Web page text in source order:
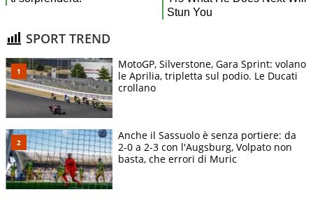
SPORT TREND
MotoGP, Silverstone, Gara Sprint: volano
le Aprilia, tripletta sul podio. Le Ducati
crollano
Anche il Sassuolo è senza portiere: da
2-0 a 2-3 con l'Augsburg, Volpato non
basta, che errori di Muric